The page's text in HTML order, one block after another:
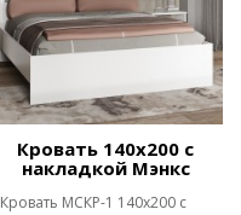
Кровать 140х200 с
накладкой Мэнкс
Кровать МСКР-1 140х200 с